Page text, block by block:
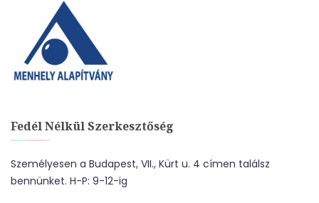
Fedél Nélkül Szerkesztőség
Személyesen a Budapest, VII., Kürt u. 4 címen találsz
bennünket. H-P: 9-12-ig